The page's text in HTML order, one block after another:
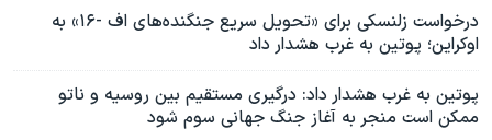
درخواست زلنسکی برای «تحویل سریع جنگنده‌های اف -۱۶» به
اوکراین؛ پوتین به غرب هشدار داد
پوتین به غرب هشدار داد: درگیری مستقیم بین روسیه و ناتو
ممکن است منجر به آغاز جنگ جهانی سوم شود